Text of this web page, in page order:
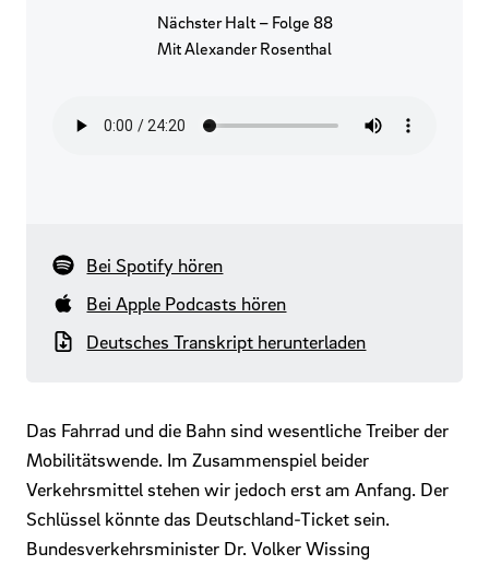
Nächster Halt – Folge 88
Mit Alexander Rosenthal
Bei Spotify hören
Bei Apple Podcasts hören
Deutsches Transkript herunterladen
Das Fahrrad und die Bahn sind wesentliche Treiber der
Mobilitätswende. Im Zusammenspiel beider
Verkehrsmittel stehen wir jedoch erst am Anfang. Der
Schlüssel könnte das Deutschland-Ticket sein.
Bundesverkehrsminister Dr. Volker Wissing